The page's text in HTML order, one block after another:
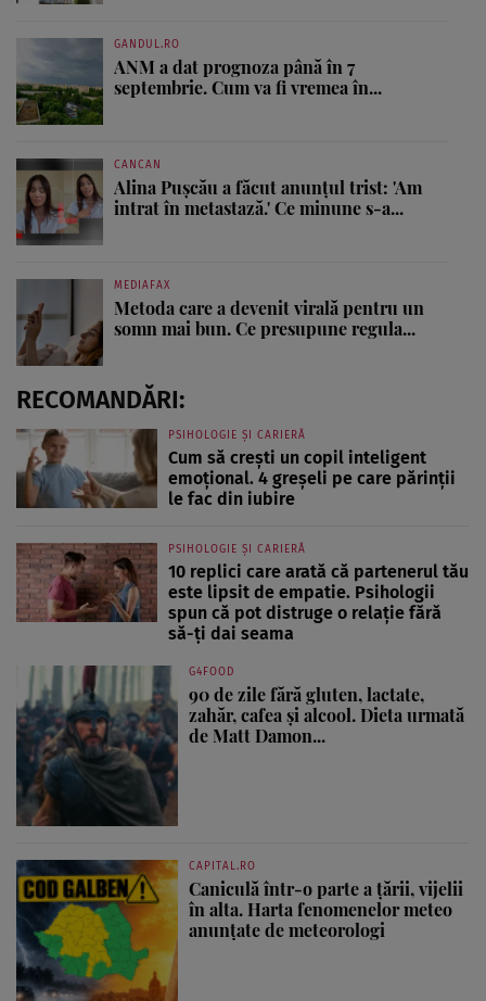
GANDUL.RO
ANM a dat prognoza până în 7
septembrie. Cum va fi vremea în...
CANCAN
Alina Pușcău a făcut anunțul trist: 'Am
intrat în metastază.' Ce minune s-a...
MEDIAFAX
Metoda care a devenit virală pentru un
somn mai bun. Ce presupune regula...
RECOMANDĂRI:
PSIHOLOGIE ȘI CARIERĂ
Cum să crești un copil inteligent
emoțional. 4 greșeli pe care părinții
le fac din iubire
PSIHOLOGIE ȘI CARIERĂ
10 replici care arată că partenerul tău
este lipsit de empatie. Psihologii
spun că pot distruge o relație fără
să-ți dai seama
G4FOOD
90 de zile fără gluten, lactate,
zahăr, cafea și alcool. Dieta urmată
de Matt Damon...
CAPITAL.RO
Caniculă într-o parte a țării, vijelii
în alta. Harta fenomenelor meteo
anunțate de meteorologi